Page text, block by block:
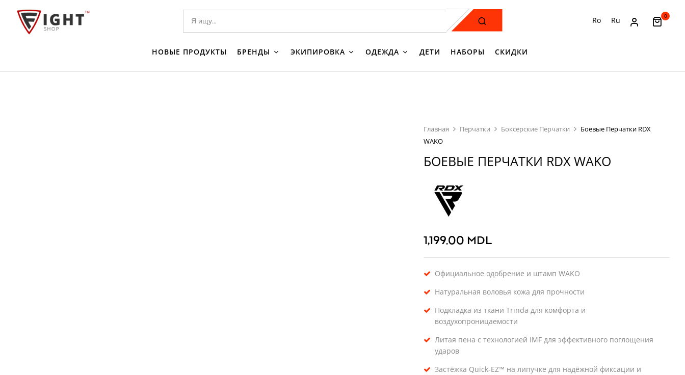
Ro Ru 0
НОВЫЕ ПРОДУКТЫ БРЕНДЫ ЭКИПИРОВКА ОДЕЖДА ДЕТИ НАБОРЫ СКИДКИ
Главная Перчатки Боксерские Перчатки
Боевые Перчатки RDX
WAKO
БОЕВЫЕ ПЕРЧАТКИ RDX WAKO
1,199.00 MDL
Официальное одобрение и штамп WAKO
Натуральная воловья кожа для прочности
Подкладка из ткани Trinda для комфорта и
воздухопроницаемости
Литая пена с технологией IMF для эффективного поглощения
ударов
Застёжка Quick-EZ™ на липучке для надёжной фиксации и